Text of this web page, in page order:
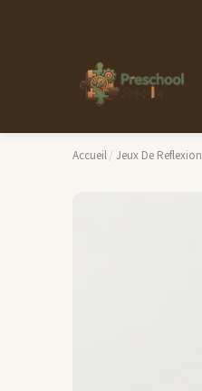
Accueil/ Jeux De Reflexion